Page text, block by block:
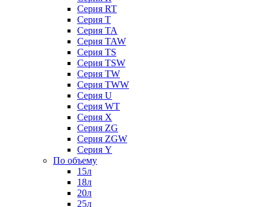
Серия RT
Серия T
Серия TA
Серия TAW
Серия TS
Серия TSW
Серия TW
Серия TWW
Серия U
Серия WT
Серия X
Серия ZG
Серия ZGW
Серия Y
По объему
15л
18л
20л
25л